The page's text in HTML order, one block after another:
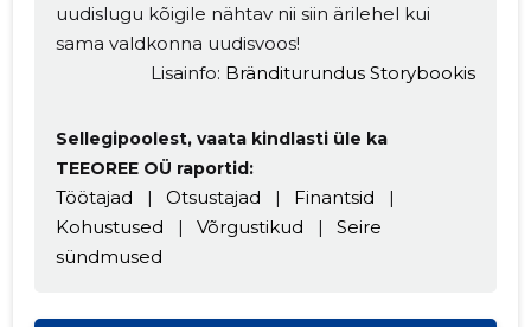
uudislugu kõigile nähtav nii siin ärilehel kui
sama valdkonna uudisvoos!
Lisainfo: Bränditurundus Storybookis
Sellegipoolest, vaata kindlasti üle ka
TEEOREE OÜ raportid:
Töötajad | Otsustajad | Finantsid
|
Kohustused
| Võrgustikud |
Seire
sündmused
Muuda pildi
kirjeldust